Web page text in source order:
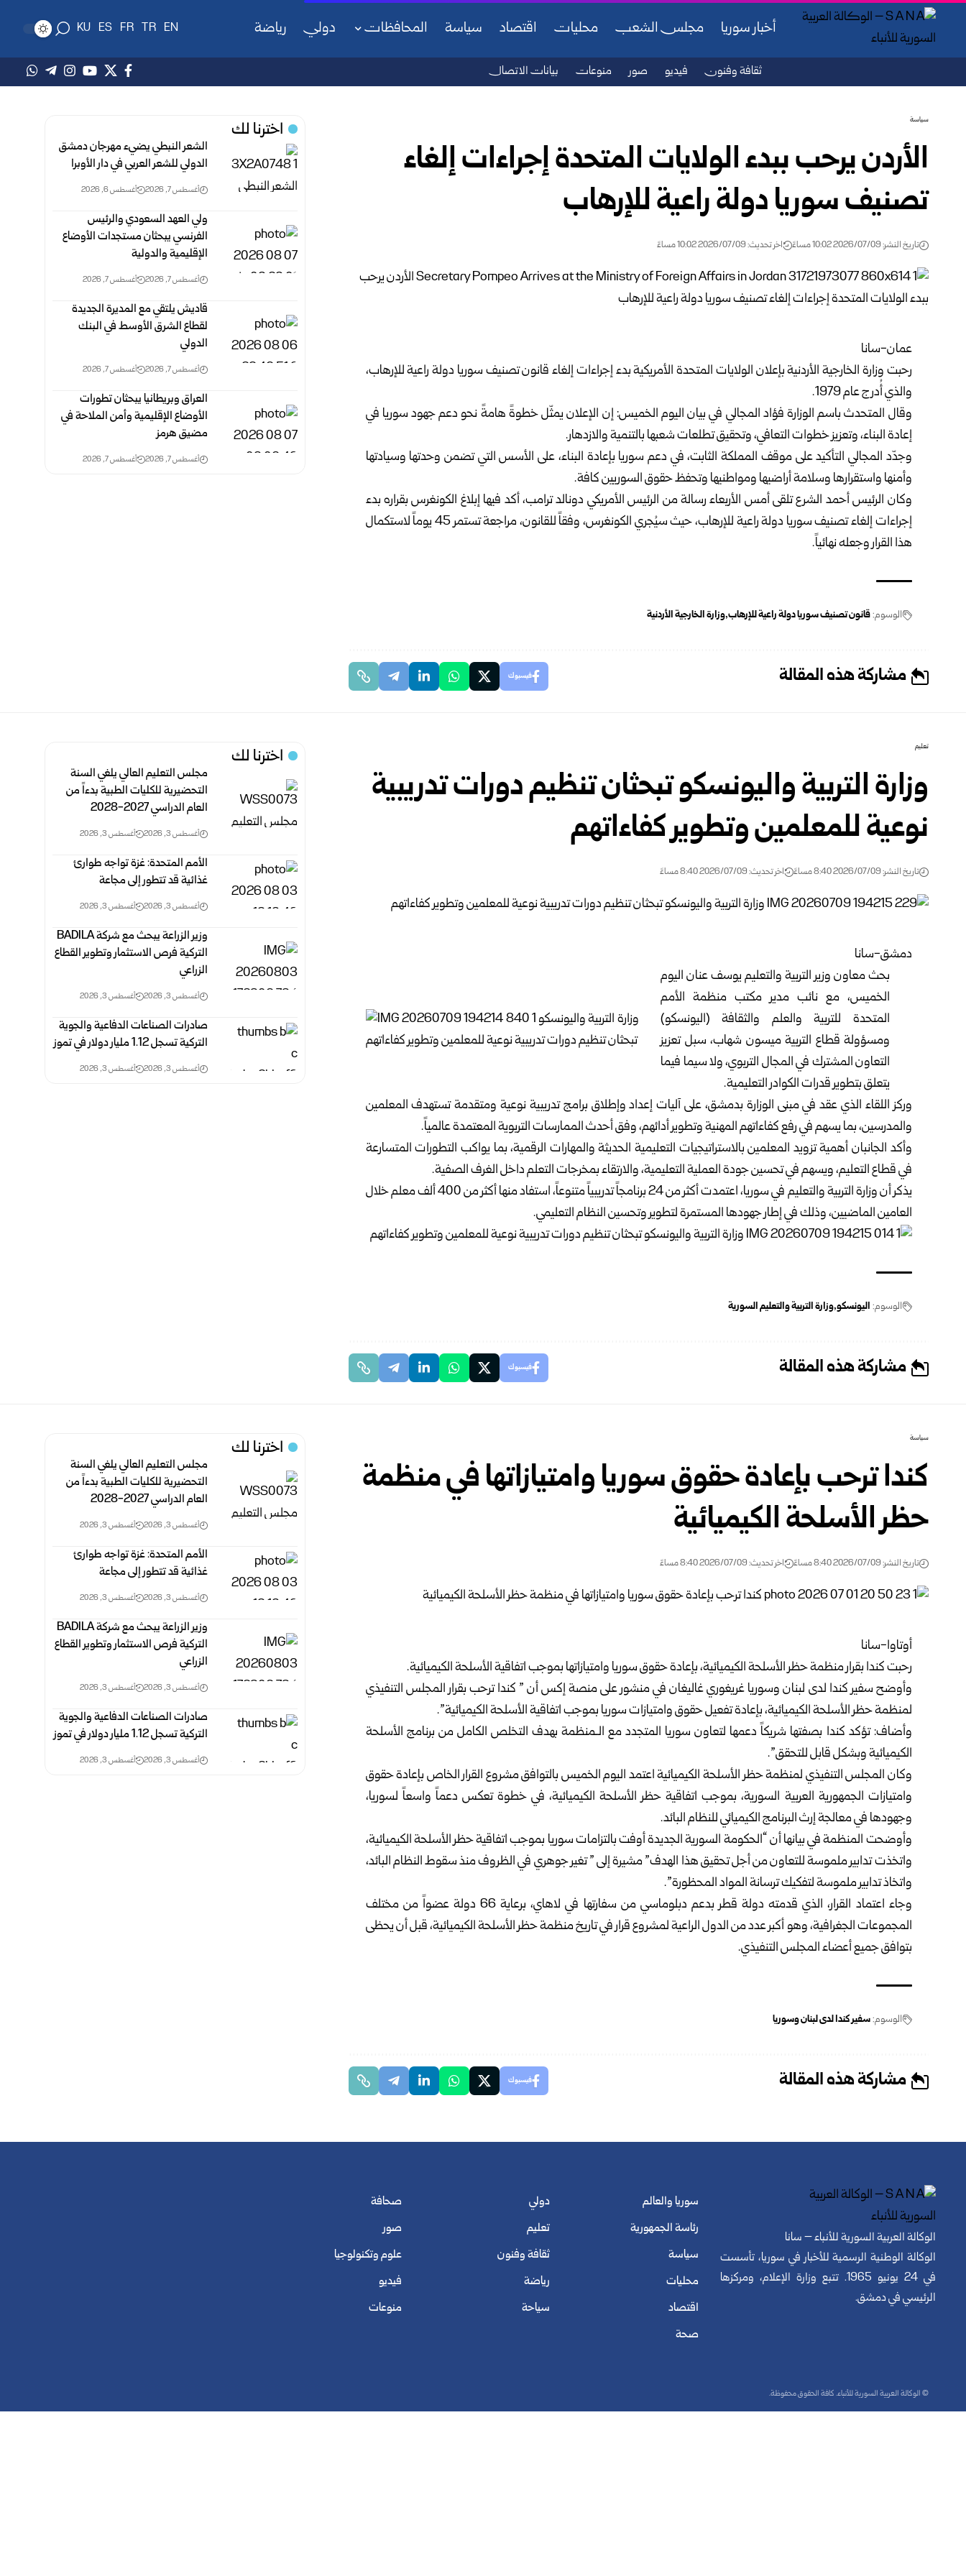
أخبار سوريا مجلس الشعب محليات اقتصاد سياسة المحافظات دولي رياضة EN
TR
FR
ES
KU
ثقافة وفنون فيديو صور منوعات بيانات الاتصال
سياسة
الأردن يرحب ببدء الولايات المتحدة إجراءات إلغاء
تصنيف سوريا دولة راعية للإرهاب
تاريخ النشر: 2026/07/09 10:02 مساءً اخر تحديث: 2026/07/09 10:02 مساءً
عمان-سانا
رحبت وزارة الخارجية الأردنيةبإعلان الولايات المتحدة الأمريكية بدء إجراءات إلغاءقانون تصنيف سوريا دولة راعية للإرهاب،
والذي أُدرج عام 1979.
وقال المتحدث باسم الوزارة فؤاد المجالي في بيان ‏اليوم الخميس: إن الإعلان يمثّل خطوةً هامةً نحو دعم جهود سوريا في
إعادة البناء، وتعزيز خطوات التعافي، وتحقيق تطلعات شعبها بالتنمية والازدهار.
وجدّد المجالي التأكيد على موقف المملكة الثابت، في دعم سوريا بإعادة البناء، على الأسس التي تضمن وحدتها وسيادتها
وأمنها واستقرارها وسلامة أراضيها ومواطنيها وتحفظ حقوق السوريين كافة.
وكان الرئيس أحمد الشرع تلقى أمس الأربعاء رسالة من الرئيس الأمريكي دونالد ترامب، أكد فيها إبلاغ الكونغرس بقراره بدء
إجراءات إلغاء تصنيف سوريا دولة راعية للإرهاب، حيث سيُجري الكونغرس، وفقاً للقانون، مراجعة ‌‏تستمر 45 يوماً ‌‏لاستكمال
هذا القرار ‏وجعله نهائياً.
الوسوم:قانون تصنيف سوريا دولة راعية للإرهاب وزارة الخارجية الأردنية
مشاركة هذه المقالة فيسبوك
اخترنا لك
الشعر النبطي يضيء مهرجان دمشق
الدولي للشعر العربي في دار الأوبرا
أغسطس 7, 2026 أغسطس 6, 2026
ولي العهد السعودي والرئيس
الفرنسي يبحثان مستجدات الأوضاع
الإقليمية والدولية
أغسطس 7, 2026 أغسطس 7, 2026
قاديش يلتقي مع المديرة الجديدة
لقطاع الشرق الأوسط في البنك
الدولي
أغسطس 7, 2026 أغسطس 7, 2026
العراق وبريطانيا يبحثان تطورات
الأوضاع الإقليمية وأمن الملاحة في
مضيق هرمز
أغسطس 7, 2026 أغسطس 7, 2026
تعليم
وزارة التربية واليونسكو تبحثان تنظيم دورات تدريبية
نوعية للمعلمين وتطوير كفاءاتهم
تاريخ النشر: 2026/07/09 8:40 مساءً اخر تحديث: 2026/07/09 8:40 مساءً
دمشق-سانا‏
بحث معاون وزير التربية والتعليم يوسف عنان اليوم
الخميس، مع نائب مدير مكتب منظمة الأمم
‏المتحدة للتربية والعلم والثقافة (اليونسكو)
ومسؤولة قطاع التربية ميسون شهاب، سبل تعزيز
‏التعاون المشترك في المجال التربوي، ولا سيما فيما
يتعلق بتطوير قدرات الكوادر التعليمية.‏
وركز اللقاء الذي عقد في مبنى الوزارة بدمشق، على آليات إعداد وإطلاق برامج تدريبية نوعية ‏ومتقدمة تستهدف المعلمين
والمدرسين، بما يسهم في رفع كفاءاتهم المهنية وتطوير أدائهم، وفق ‏أحدث الممارسات التربوية المعتمدة عالمياً.‏
وأكد الجانبان أهمية تزويد المعلمين بالاستراتيجيات التعليمية الحديثة والمهارات الرقمية، بما ‏يواكب التطورات المتسارعة
في قطاع التعليم، ويسهم في تحسين جودة العملية التعليمية، والارتقاء ‏بمخرجات التعلم داخل الغرف الصفية.‏
يذكر أنوزارة التربية والتعليم
في سوريا، اعتمدت أكثر من 24 برنامجاً تدريبياً متنوعاً، استفاد ‏منها أكثر من 400 ألف معلم خلال
العامين الماضيين، وذلك في إطار جهودها المستمرة لتطوير ‏وتحسين النظام التعليمي.‏
الوسوم: اليونسكو وزارة التربية والتعليم السورية
مشاركة هذه المقالة فيسبوك
اخترنا لك
مجلس التعليم العالي يلغي السنة
التحضيرية للكليات الطبية بدءاً من
العام الدراسي 2027-2028
أغسطس 3, 2026 أغسطس 3, 2026
الأمم المتحدة: غزة تواجه طوارئ
غذائية قد تتطور إلى مجاعة
أغسطس 3, 2026 أغسطس 3, 2026
التركية فرص الاستثمار وتطوير القطاع
‏الزراعي
أغسطس 3, 2026 أغسطس 3, 2026
صادرات الصناعات الدفاعية والجوية
التركية تسجل 1.12 مليار دولار في تموز
أغسطس 3, 2026 أغسطس 3, 2026
سياسة
كندا ترحب بإعادة حقوق سوريا وامتيازاتها في منظمة
حظر الأسلحة الكيميائية
تاريخ النشر: 2026/07/09 8:40 مساءً اخر تحديث: 2026/07/09 8:40 مساءً
أوتاوا-سانا
رحبت كندا بقرار منظمة حظر الأسلحة الكيميائية، بإعادة حقوق سوريا وامتيازاتها بموجب اتفاقية الأسلحة الكيميائية.
وأوضح سفير كندا لدى لبنان وسوريا غريغوري غاليغان في منشور على منصة إكس أن ” كندا ترحب بقرار المجلس التنفيذي
لمنظمة حظر الأسلحة الكيميائية، بإعادة تفعيل حقوق وامتيازات سوريا بموجب اتفاقية الأسلحة الكيميائية”.
وأضاف: تؤكد كندا بصفتها شريكاً دعمها لتعاون سوريا المتجدد مع الـمنظمة بهدف التخلص الكامل من برنامج الأسلحة
الكيميائية وبشكل قابل للتحقق”.
وكان المجلس التنفيذي لمنظمة حظر الأسلحة الكيميائية اعتمد اليوم الخميس بالتوافق مشروع القرار الخاص بإعادة حقوق
وامتيازات الجمهورية العربية السورية، بموجب اتفاقية حظر الأسلحة الكيميائية، في خطوة تعكس دعماً واسعاً لسوريا،
وجهودها في معالجة إرث البرنامج الكيميائي للنظام البائد.
وأوضحت المنظمة في بيانها أن “الحكومة السورية الجديدة أوفت بالتزامات سوريا بموجب اتفاقية حظر الأسلحة الكيميائية،
واتخذت تدابير ملموسة للتعاون من أجل تحقيق هذا الهدف” مشيرة إلى ” تغير جوهري في الظروف منذ سقوط النظام البائد،
واتخاذ تدابير ملموسة لتفكيك ترسانة المواد المحظورة”.
وجاء اعتماد القرار، الذي قدمته دولة قطر بدعم دبلوماسي من سفارتها في لاهاي، برعاية 66 دولة عضواً من مختلف
المجموعات الجغرافية، وهو أكبر عدد من الدول الراعية لمشروع قرار في تاريخ منظمة حظر الأسلحة الكيميائية، قبل أن يحظى
بتوافق جميع أعضاء المجلس التنفيذي.
الوسوم:سفير كندا لدى لبنان وسوريا
مشاركة هذه المقالة فيسبوك
اخترنا لك
مجلس التعليم العالي يلغي السنة
التحضيرية للكليات الطبية بدءاً من
العام الدراسي 2027-2028
أغسطس 3, 2026 أغسطس 3, 2026
الأمم المتحدة: غزة تواجه طوارئ
غذائية قد تتطور إلى مجاعة
أغسطس 3, 2026 أغسطس 3, 2026
التركية فرص الاستثمار وتطوير القطاع
‏الزراعي
أغسطس 3, 2026 أغسطس 3, 2026
صادرات الصناعات الدفاعية والجوية
التركية تسجل 1.12 مليار دولار في تموز
أغسطس 3, 2026 أغسطس 3, 2026
الوكالة العربية السورية للأنباء – سانا
الوكالة الوطنية الرسمية للأخبار في سوريا، تأسست
في 24 يونيو 1965. تتبع وزارة الإعلام، ومركزها
الرئيسي في دمشق.
سوريا والعالم
رئاسة الجمهورية
سياسة
محليات
اقتصاد
صحة
دولي
تعليم
ثقافة وفنون
رياضة
سياحة
صحافة
صور
علوم وتكنولوجيا
فيديو
منوعات
© الوكالة العربية السورية للأنباء. كافة الحقوق محفوظة.